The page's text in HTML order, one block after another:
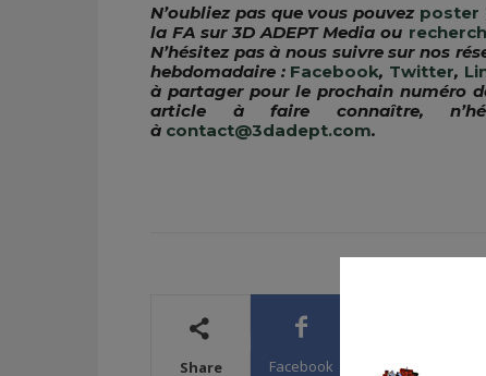
N’oubliez pas que vous pouvez poster
la FA sur 3D ADEPT Media ou
N’hésitez pas à nous suivre sur nos
hebdomadaire : Facebook, Twitter,
à partager pour le prochain numéro
article à faire connaître,
à contact@3dadept.com.
Share Facebook X